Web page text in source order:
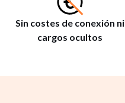
Sin costes de conexión ni
cargos ocultos